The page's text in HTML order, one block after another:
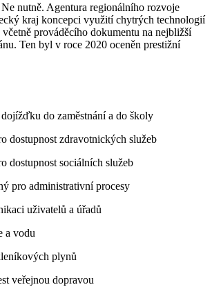
nutně. Agentura regionálního rozvoje
kraj koncepci využití chytrých technologií
prováděcího dokumentu na nejbližší
Ten byl v roce 2020 oceněn prestižní
do zaměstnání a do školy
dostupnost zdravotnických služeb
dostupnost sociálních služeb
pro administrativní procesy
uživatelů a úřadů
a vodu
plynů
veřejnou dopravou